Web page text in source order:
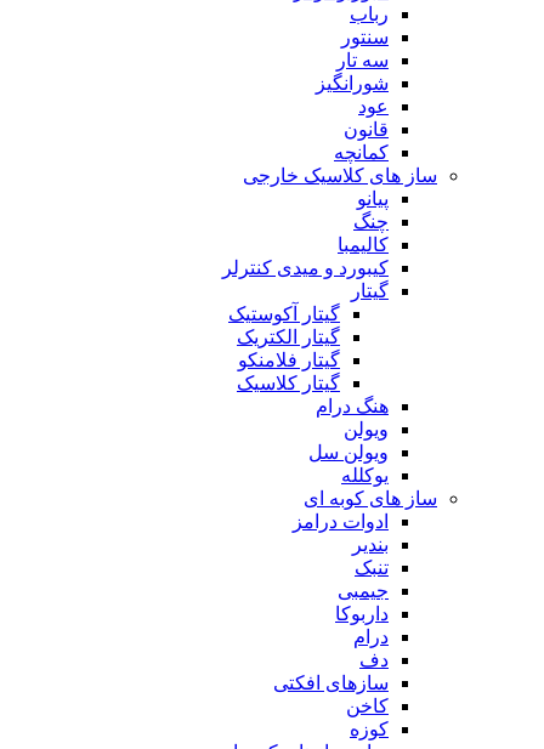
رباب
سنتور
سه تار
شورانگیز
عود
قانون
کمانچه
ساز های کلاسیک خارجی
پیانو
چنگ
کالیمبا
کیبورد و میدی کنترلر
گیتار
گیتار آکوستیک
گیتار الکتریک
گیتار فلامنکو
گیتار کلاسیک
هنگ درام
ویولن
ویولن سل
یوکلله
ساز های کوبه ای
ادوات درامز
بندیر
تنبک
جیمبی
داربوکا
درام
دف
سازهای افکتی
کاخن
کوزه